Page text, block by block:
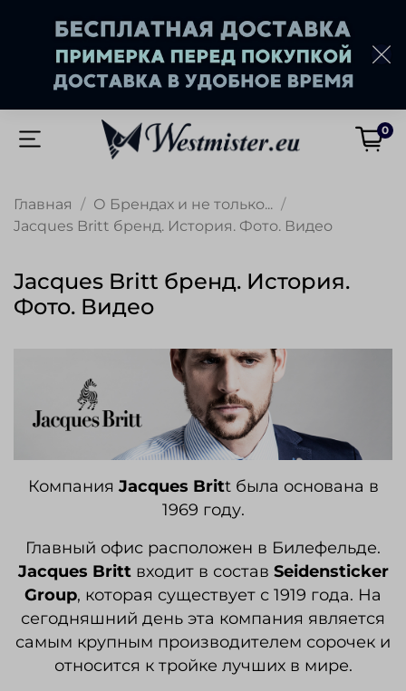
0
Главная
О Брендах и не только...
Jacques Britt бренд. История. Фото. Видео
Jacques Britt бренд. История.
Фото. Видео
Компания Jacques Britt была основана в
1969 году.
Главный офис расположен в Билефельде.
Jacques Brittвходит в состав Seidensticker
Group, которая существует с 1919 года. На
сегодняшний день эта компания является
самым крупным производителем сорочек и
относится к тройке лучших в мире.